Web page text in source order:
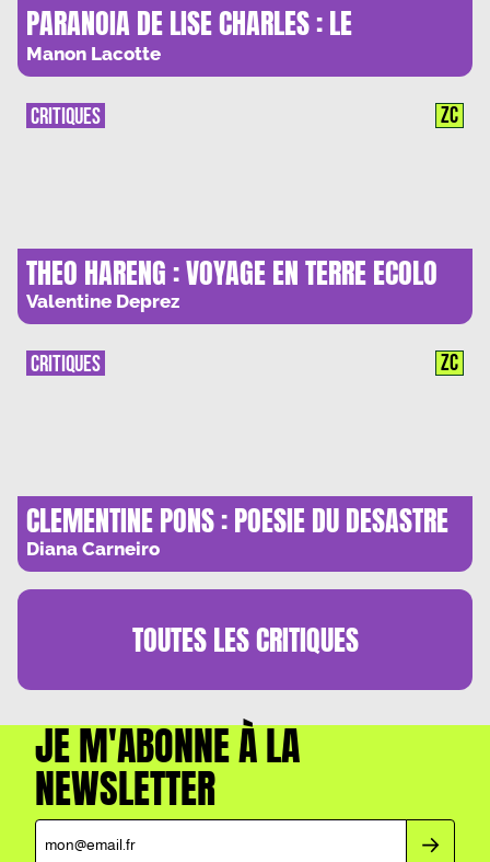
PARANOIA DE LISE CHARLES : LE
SYNDROME DU MAIN CHARACTER
Manon Lacotte
THEO HARENG : VOYAGE EN TERRE ECOLO
Valentine Deprez
CRITIQUES ZC
CLEMENTINE PONS : POESIE DU DESASTRE
Diana Carneiro
CRITIQUES ZC
TOUTES LESCRITIQUES
JE M'ABONNE À LA
NEWSLETTER